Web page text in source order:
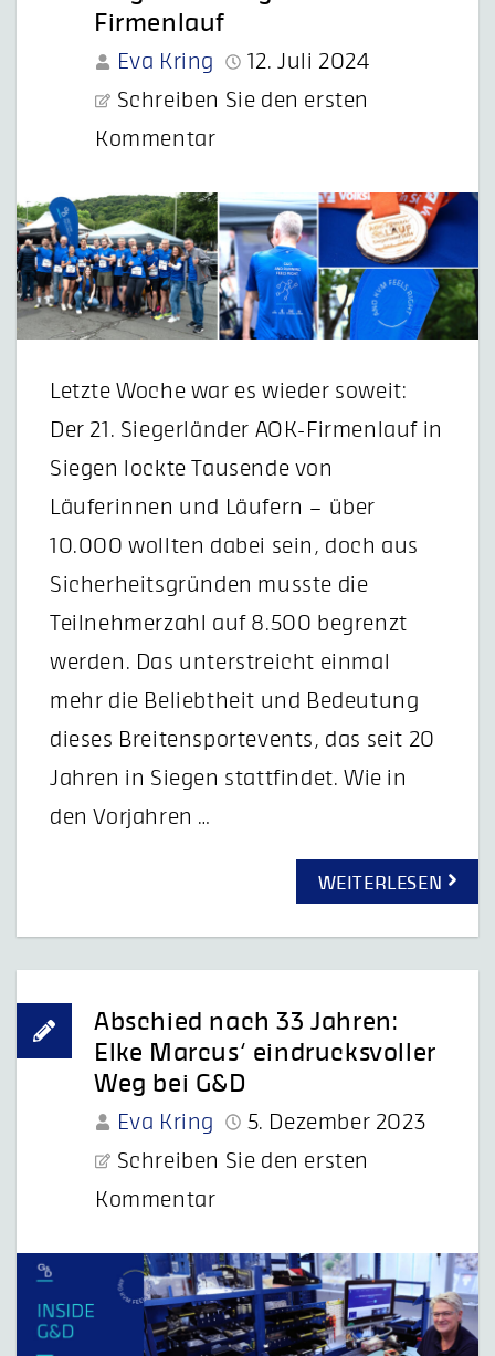
Firmenlauf
Eva Kring
12. Juli 2024
Schreiben Sie den ersten
Kommentar
Letzte Woche war es wieder soweit:
Der 21. Siegerländer AOK-Firmenlauf in
Siegen lockte Tausende von
Läuferinnen und Läufern – über
10.000 wollten dabei sein, doch aus
Sicherheitsgründen musste die
Teilnehmerzahl auf 8.500 begrenzt
werden. Das unterstreicht einmal
mehr die Beliebtheit und Bedeutung
dieses Breitensportevents, das seit 20
Jahren in Siegen stattfindet. Wie in
den Vorjahren …
WEITERLESEN
Abschied nach 33 Jahren:
Elke Marcus‘ eindrucksvoller
Weg bei G&D
Eva Kring
5. Dezember 2023
Schreiben Sie den ersten
Kommentar